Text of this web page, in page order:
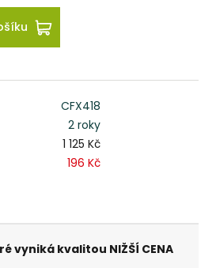
CFX418
2 roky
1 125 Kč
196 Kč
vyniká kvalitou NIŽŠÍ CENA